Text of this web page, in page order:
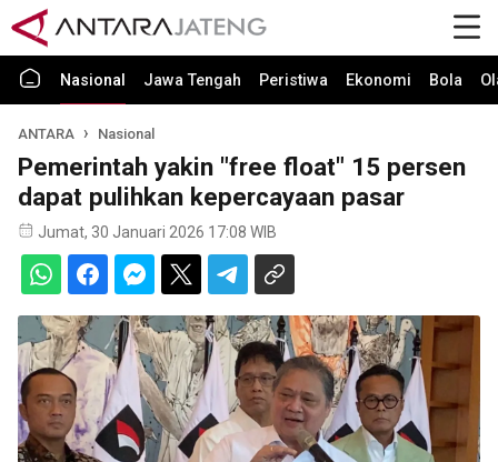
Nasional Jawa Tengah Peristiwa Ekonomi Bola
ANTARA Nasional
Pemerintah yakin "free float" 15 persen
dapat pulihkan kepercayaan pasar
Jumat, 30 Januari 2026 17:08 WIB